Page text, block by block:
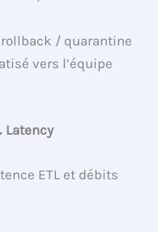
/ quarantine
vers l’équipe
Latency
ETL et débits